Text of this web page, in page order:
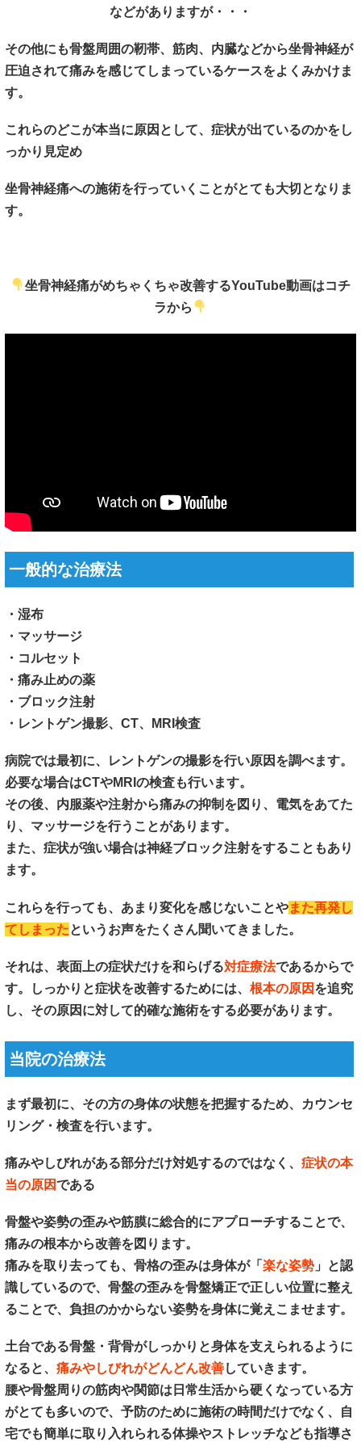
などがありますが・・・
その他にも骨盤周囲の靭帯、筋肉、内臓などから坐骨神経が
圧迫されて痛みを感じてしまっているケースをよくみかけま
す。
これらのどこが本当に原因として、症状が出ているのかをし
っかり見定め
坐骨神経痛への施術を行っていくことがとても大切となりま
す。
坐骨神経痛がめちゃくちゃ改善するYouTube動画はコチ
ラから
一般的な治療法
・湿布
・マッサージ
・コルセット
・痛み止めの薬
・ブロック注射
・レントゲン撮影、CT、MRI検査
病院では最初に、レントゲンの撮影を行い原因を調べます。
必要な場合はCTやMRIの検査も行います。
その後、内服薬や注射から痛みの抑制を図り、電気をあてた
り、マッサージを行うことがあります。
また、症状が強い場合は神経ブロック注射をすることもあり
ます。
これらを行っても、あまり変化を感じないことやまた再発し
てしまったというお声をたくさん聞いてきました。
それは、表面上の症状だけを和らげる対症療法であるからで
す。しっかりと症状を改善するためには、 根本の原因 を追究
し、その原因に対して的確な施術をする必要があります。
当院の治療法
まず最初に、その方の身体の状態を把握するため、カウンセ
リング・検査を行います。
痛みやしびれがある部分だけ対処するのではなく、 症状の本
当の原因である
骨盤や姿勢の歪みや筋膜に総合的にアプローチすることで、
痛みの根本から改善を図ります。
痛みを取り去っても、骨格の歪みは身体が「 楽な姿勢 」と認
識しているので、骨盤の歪みを骨盤矯正で正しい位置に整え
ることで、負担のかからない姿勢を身体に覚えこませます。
土台である骨盤・背骨がしっかりと身体を支えられるように
なると、 痛みやしびれがどんどん改善していきます。
腰や骨盤周りの筋肉や関節は日常生活から硬くなっている方
がとても多いので、予防のために施術の時間だけでなく、自
宅でも簡単に取り入れられる体操やストレッチなども指導さ